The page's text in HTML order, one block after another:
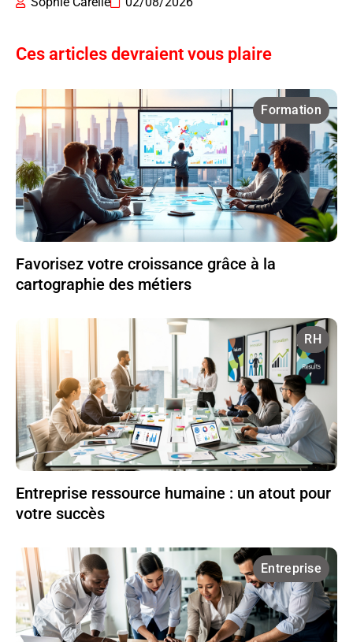
Ces articles devraient vous plaire
Formation
Favorisez votre croissance grâce à la
cartographie des métiers
RH
Entreprise ressource humaine : un atout pour
votre succès
Entreprise